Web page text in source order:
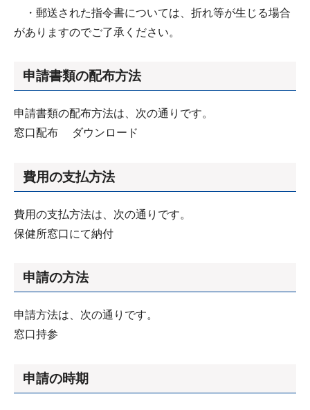
・郵送された指令書については、折れ等が生じる場合
がありますのでご了承ください。
申請書類の配布方法
申請書類の配布方法は、次の通りです。
窓口配布 ダウンロード
費用の支払方法
費用の支払方法は、次の通りです。
保健所窓口にて納付
申請の方法
申請方法は、次の通りです。
窓口持参
申請の時期